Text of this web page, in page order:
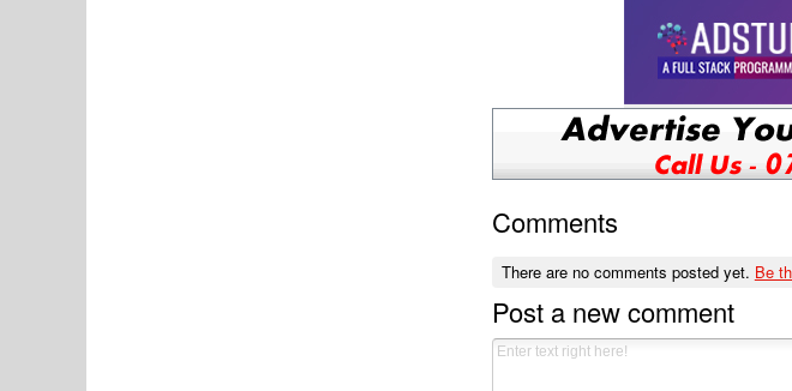
Comments
There are no comments posted yet. Be
Post a new comment